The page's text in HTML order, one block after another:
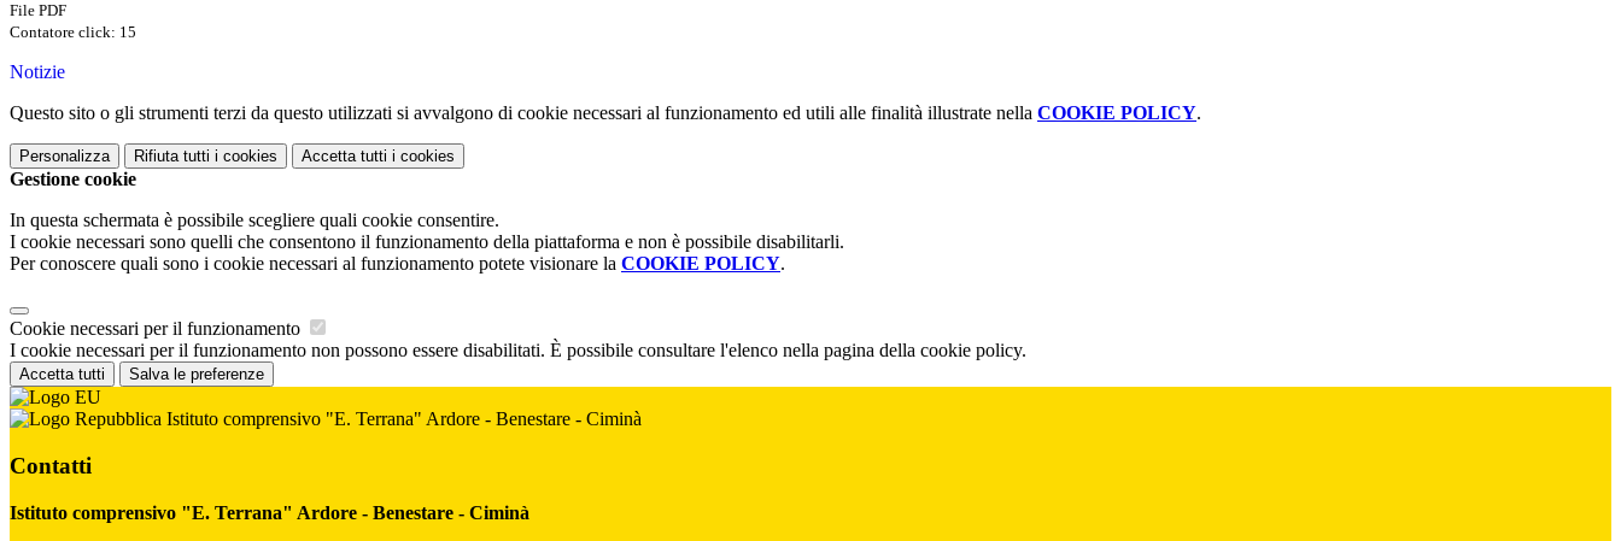
File PDF
Contatore click: 15
Notizie
Questo sito o gli strumenti terzi da questo utilizzati si avvalgono di cookie necessari al funzionamento ed utili alle finalità illustrate nella COOKIE POLICY.
Personalizza Rifiuta tutti i cookies Accetta tutti i cookies
Gestione cookie
In questa schermata è possibile scegliere quali cookie consentire.
I cookie necessari sono quelli che consentono il funzionamento della piattaforma e non è possibile disabilitarli.
Per conoscere quali sono i cookie necessari al funzionamento potete visionare la COOKIE POLICY.
Cookie necessari per il funzionamento
I cookie necessari per il funzionamento non possono essere disabilitati. È possibile consultare l'elenco nella pagina della cookie policy.
Accetta tutti Salva le preferenze
Istituto comprensivo "E. Terrana" Ardore - Benestare - Ciminà
Contatti
Istituto comprensivo "E. Terrana" Ardore - Benestare - Ciminà